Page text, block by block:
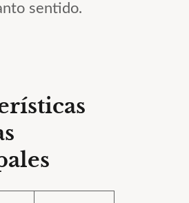
sentido.